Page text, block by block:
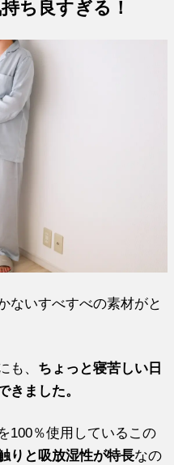
ち良すぎる！
ないすべすべの素材がと
も、 ちょっと寝苦しい日
きました。
100％使用しているこの
りと吸放湿性が特長なの